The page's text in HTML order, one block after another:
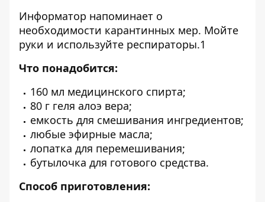
Информатор напоминает о
необходимости карантинных мер. Мойте
руки и используйте респираторы.1
Что понадобится:
160 мл медицинского спирта;
80 г геля алоэ вера;
емкость для смешивания ингредиентов;
любые эфирные масла;
лопатка для перемешивания;
бутылочка для готового средства.
Способ приготовления: